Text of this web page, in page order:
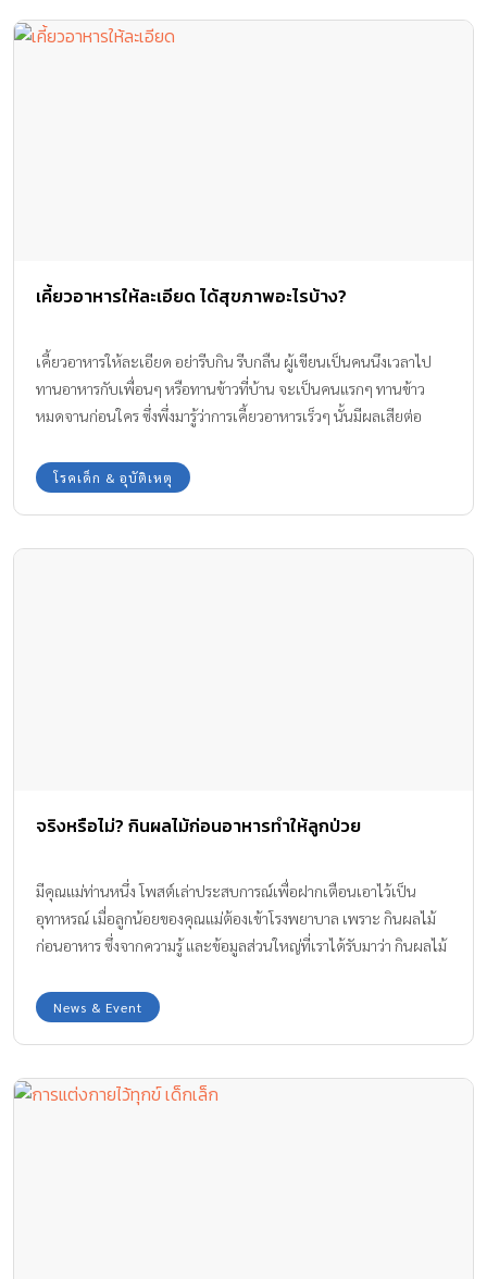
เคี้ยวอาหารให้ละเอียด ได้สุขภาพอะไรบ้าง?
เคี้ยวอาหารให้ละเอียด อย่ารีบกิน รีบกลืน ผู้เขียนเป็นคนนึงเวลาไป
ทานอาหารกับเพื่อนๆ หรือทานข้าวที่บ้าน จะเป็นคนแรกๆ ทานข้าว
หมดจานก่อนใคร ซึ่งพึ่งมารู้ว่าการเคี้ยวอาหารเร็วๆ นั้นมีผลเสียต่อ
เคี้ยวอาหารช้าๆ ทีมงาน Amarin Baby & Kids มีข้อมูลที่เป็นประโยชน์
มาบอกกันค่ะ
โรคเด็ก & อุบัติเหตุ
จริงหรือไม่? กินผลไม้ก่อนอาหารทำให้ลูกป่วย
มีคุณแม่ท่านหนึ่ง โพสต์เล่าประสบการณ์เพื่อฝากเตือนเอาไว้เป็น
อุทาหรณ์ เมื่อลูกน้อยของคุณแม่ต้องเข้าโรงพยาบาล เพราะ กินผลไม้
ก่อนอาหาร ซึ่งจากความรู้ และข้อมูลส่วนใหญ่ที่เราได้รับมาว่า กินผลไม้
อาหารNews & Event